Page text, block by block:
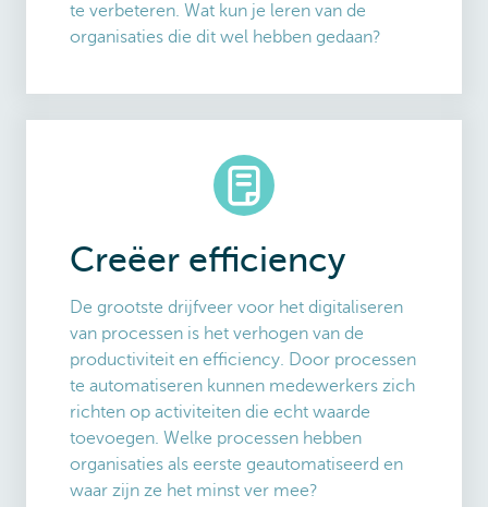
te verbeteren. Wat kun je leren van de
organisaties die dit wel hebben gedaan?
Creëer efficiency
De grootste drijfveer voor het digitaliseren
van processen is het verhogen van de
productiviteit en efficiency. Door processen
te automatiseren kunnen medewerkers zich
richten op activiteiten die echt waarde
toevoegen. Welke processen hebben
organisaties als eerste geautomatiseerd en
waar zijn ze het minst ver mee?